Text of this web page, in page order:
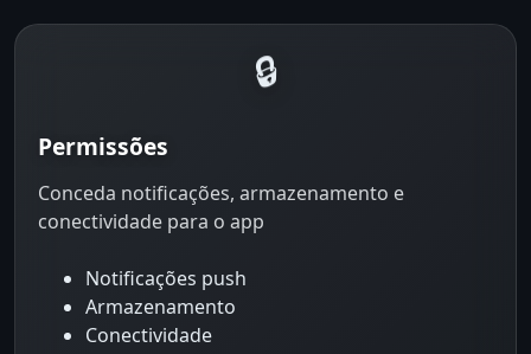
🔒
Permissões
Conceda notificações, armazenamento e
conectividade para o app
Notificações push
Armazenamento
Conectividade